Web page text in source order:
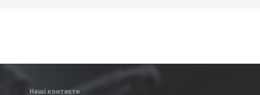
Наші контакти